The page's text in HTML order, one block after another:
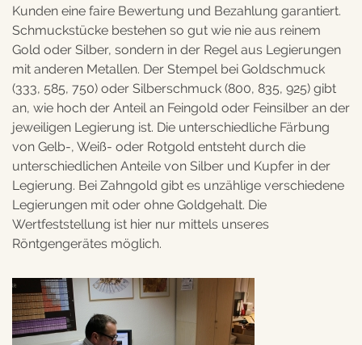
Kunden eine faire Bewertung und Bezahlung garantiert.
Schmuckstücke bestehen so gut wie nie aus reinem
Gold oder Silber, sondern in der Regel aus Legierungen
mit anderen Metallen. Der Stempel bei Goldschmuck
(333, 585, 750) oder Silberschmuck (800, 835, 925) gibt
an, wie hoch der Anteil an Feingold oder Feinsilber an der
jeweiligen Legierung ist. Die unterschiedliche Färbung
von Gelb-, Weiß- oder Rotgold entsteht durch die
unterschiedlichen Anteile von Silber und Kupfer in der
Legierung. Bei Zahngold gibt es unzählige verschiedene
Legierungen mit oder ohne Goldgehalt. Die
Wertfeststellung ist hier nur mittels unseres
Röntgengerätes möglich.